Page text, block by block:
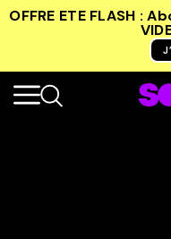
OFFRE ETE FLASH :